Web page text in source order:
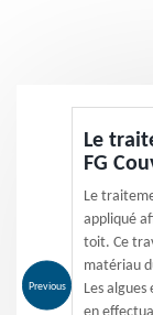
Previous
Le
FG
Le
appliqué
toit. Ce
matériau
Les algues